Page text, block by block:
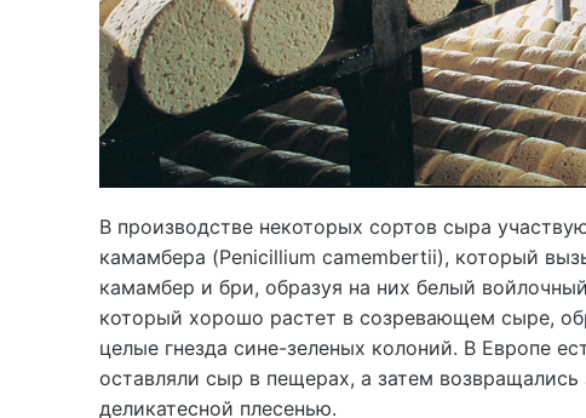
В производстве некоторых сортов сыра
камамбера (Penicillium camembertii), который
камамбер и бри, образуя на них белый
который хорошо растет в созревающем сыре,
целые гнезда сине-зеленых колоний. В Европе
оставляли сыр в пещерах, а затем
деликатесной плесенью.